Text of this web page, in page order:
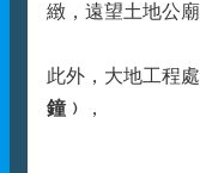
緻，遠望土地公
此外，大地工程
鐘﹚
，